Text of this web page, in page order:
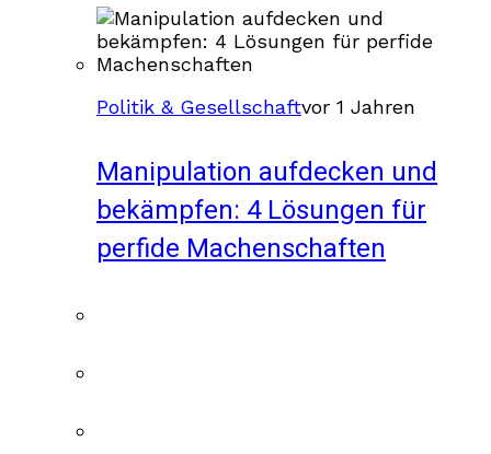
Politik & Gesellschaftvor 1 Jahren
Manipulation aufdecken und
bekämpfen: 4 Lösungen für
perfide Machenschaften